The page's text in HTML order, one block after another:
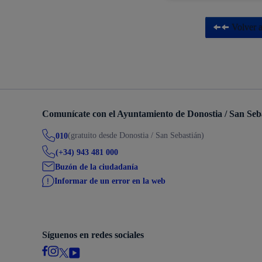
Volver
Comunícate con el Ayuntamiento de Donostia / San
010(gratuito desde Donostia / San Sebastián)
(+34) 943 481 000
Buzón de la ciudadanía
Informar de un error en la web
Síguenos en redes sociales